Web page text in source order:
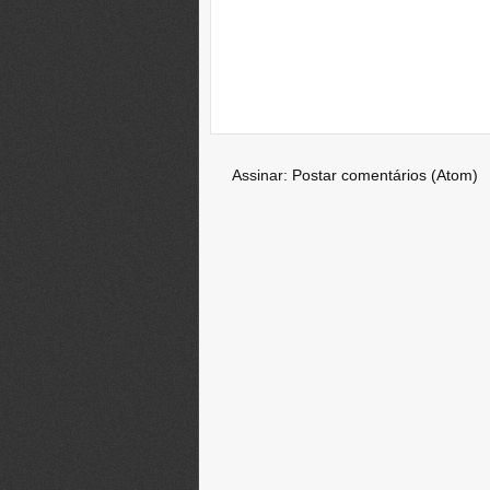
Assinar: Postar comentários (Atom)